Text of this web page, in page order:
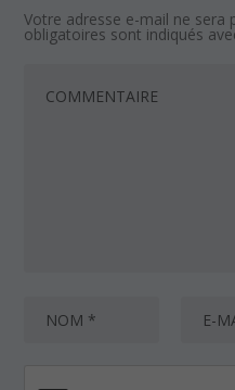
Votre adresse e-mail ne sera
obligatoires sont indiqués